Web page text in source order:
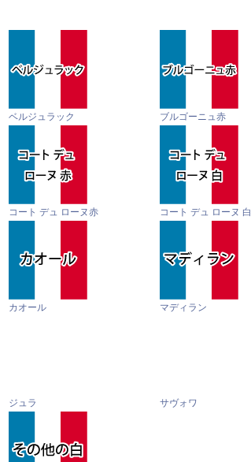
ベルジュラック ブルゴーニュ赤
コート デュ ローヌ赤 コート デュ ローヌ 白
カオール マディラン
ジュラ サヴォワ